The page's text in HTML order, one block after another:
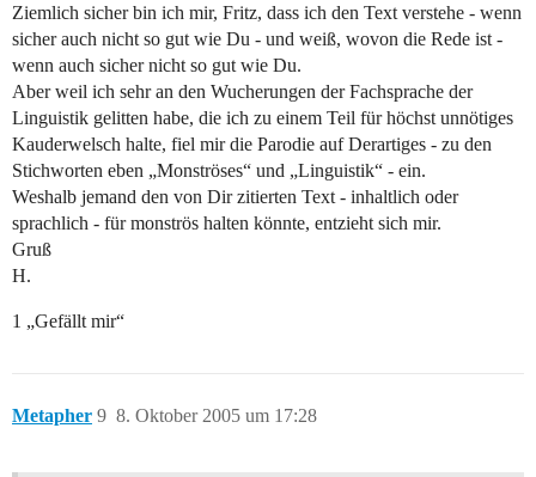
Ziemlich sicher bin ich mir, Fritz, dass ich den Text verstehe - wenn
sicher auch nicht so gut wie Du - und weiß, wovon die Rede ist -
wenn auch sicher nicht so gut wie Du.
Aber weil ich sehr an den Wucherungen der Fachsprache der
Linguistik gelitten habe, die ich zu einem Teil für höchst unnötiges
Kauderwelsch halte, fiel mir die Parodie auf Derartiges - zu den
Stichworten eben „Monströses“ und „Linguistik“ - ein.
Weshalb jemand den von Dir zitierten Text - inhaltlich oder
sprachlich - für monströs halten könnte, entzieht sich mir.
Gruß
H.
1 „Gefällt mir“
Metapher 8. Oktober 2005 um 17:28
9